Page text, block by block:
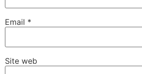
Email *
Site web